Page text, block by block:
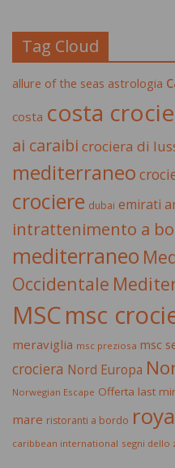
Tag Cloud
allure of the seas astrologia
costa costa
ai caraibi crociera di
mediterraneo
crociere dubai emirati
intrattenimento a
mediterraneo
Occidentale
MSCmsc
meraviglia msc preziosa msc
crociera Nord Europa
Norwegian Escape Offerta last
mare ristoranti a bordo
caribbean international segni dello